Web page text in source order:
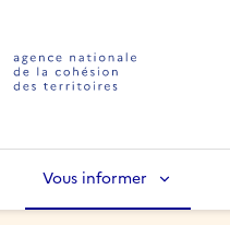
Vous informer